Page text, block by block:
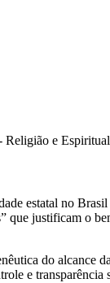
e
estatal no
que justificam o
do alcance
e transparência